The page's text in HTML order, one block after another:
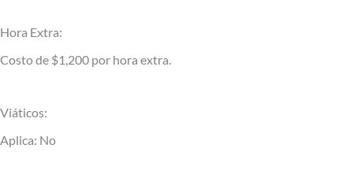
Hora Extra:
Costo de $1,200 por hora extra.
Viáticos:
Aplica: No